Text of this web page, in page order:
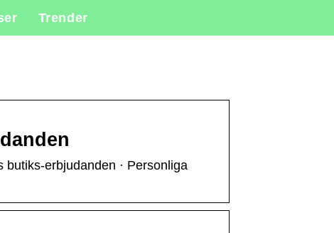
Trender
butiks-erbjudanden · Personliga